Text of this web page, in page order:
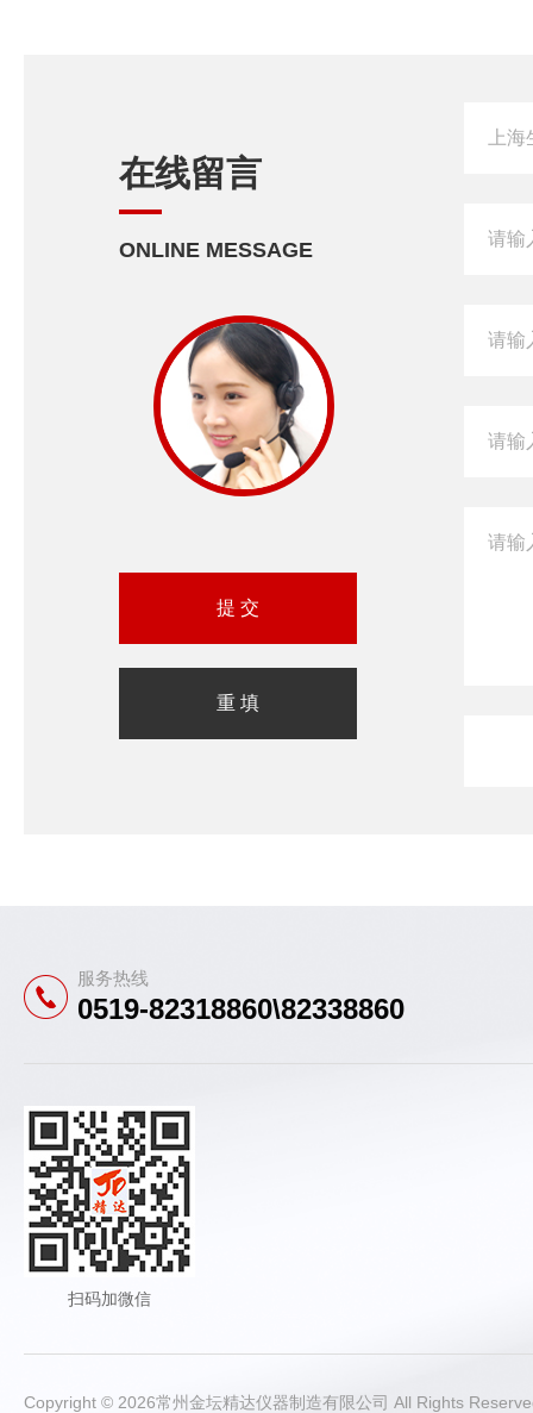
在线留言
ONLINE MESSAGE
服务热线
0519-82318860\82338860
扫码加微信
Copyright © 2026常州金坛精达仪器制造有限公司 All Rights